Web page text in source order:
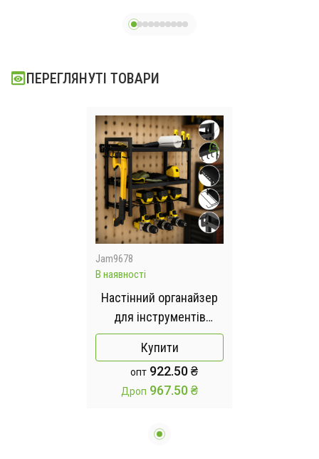
ПЕРЕГЛЯНУТІ ТОВАРИ
Jam9678
В наявності
Настінний органайзер
для інструментів
2рівня / Металева
полиця MZY-856 2,4kg
49смх20,40смх34см
Купити
опт 922.50 ₴
Дроп 967.50 ₴